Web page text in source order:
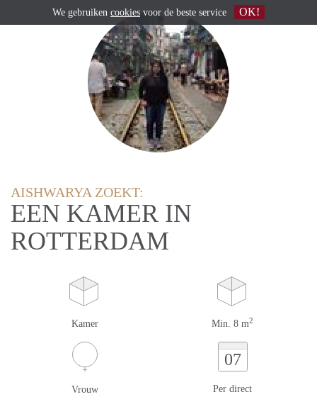
AISHWARYA ZOEKT:
EEN KAMER IN
ROTTERDAM
Kamer Min. 8 m2
Vrouw
07
Per direct
We gebruiken cookies voor de beste service OK!